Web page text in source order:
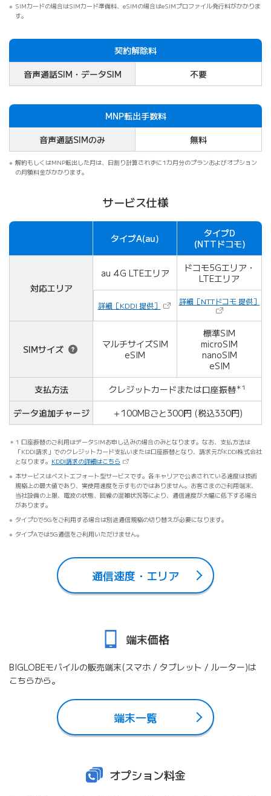
SIMカードの場合はSIMカード準備料、eSIMの場合はeSIMプロファイル発行料がかかりま
す。
契約解除料
音声通話SIM・データSIM
不要
MNP転出手数料
音声通話SIMのみ
無料
解約もしくはMNP転出した月は、日割り計算されずに1カ月分のプランおよびオプション
の月額料金がかかります。
サービス仕様
タイプA(au)
タイプD
(NTTドコモ)
対応エリア
au 4G LTEエリア
ドコモ5Gエリア・
LTEエリア
詳細［KDDI 提供］ （新しいタブで開きます）
詳細［NTTドコモ 提供］
SIMサイズ
マルチサイズSIM
eSIM
標準SIM
microSIM
nanoSIM
eSIM
支払方法
クレジットカードまたは口座振替＊1
データ追加チャージ ＋100MBごと300円 (税込330円)
1 口座振替のご利用はデータSIMお申し込みの場合のみとなります。なお、支払方法は
「KDDI請求」でのクレジットカード支払いまたは口座振替となり、請求元がKDDI株式会社
となります。 KDDI請求の詳細はこちら （新しいタブで開きます）
本サービスはベストエフォート型サービスです。各キャリアで公表されている速度は技術
規格上の最大値であり、実使用速度を示すものではありません。お客さまのご利用端末、
当社設備の上限、電波の状態、回線の混雑状況等により、通信速度が大幅に低下する場合
があります。
タイプDで5Gをご利用する場合は別途通信規格の切り替えが必要になります。
タイプAでは5G通信をご利用いただけません。
通信速度・エリア
端末価格
BIGLOBEモバイルの販売端末(スマホ / タブレット / ルーター)は
こちらから。
端末一覧
オプション料金